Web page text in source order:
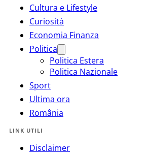
Cultura e Lifestyle
Curiosità
Economia Finanza
Politica
Politica Estera
Politica Nazionale
Sport
Ultima ora
România
LINK UTILI
Disclaimer